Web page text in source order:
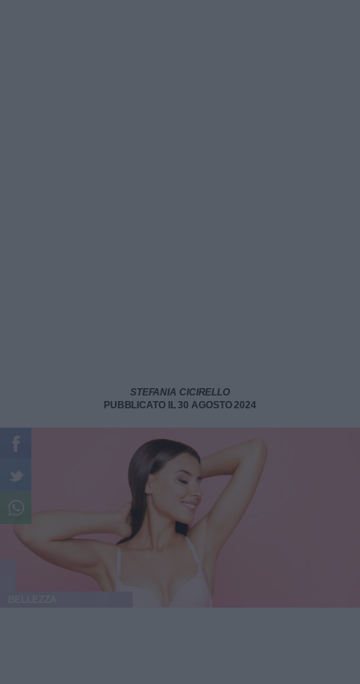
STEFANIA CICIRELLO
PUBBLICATO IL 30 AGOSTO 2024